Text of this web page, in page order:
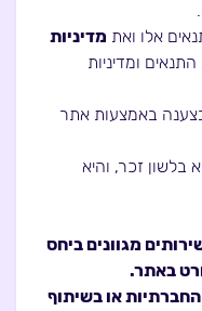
אלו ואת מדיניות
ומדיניות
באמצעות אתר
בלשון זכר, והיא
מגוונים ביחס
באתר.
או בשיתוף